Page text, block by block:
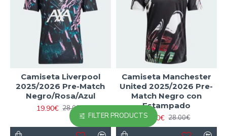
Camiseta Liverpool
2025/2026 Pre-Match
Negro/Rosa/Azul
19.90€ 28.00€
Camiseta Manchester
United 2025/2026 Pre-
Match Negro con
Estampado
19.90€ 28.00€
FILTER PRODUCTS